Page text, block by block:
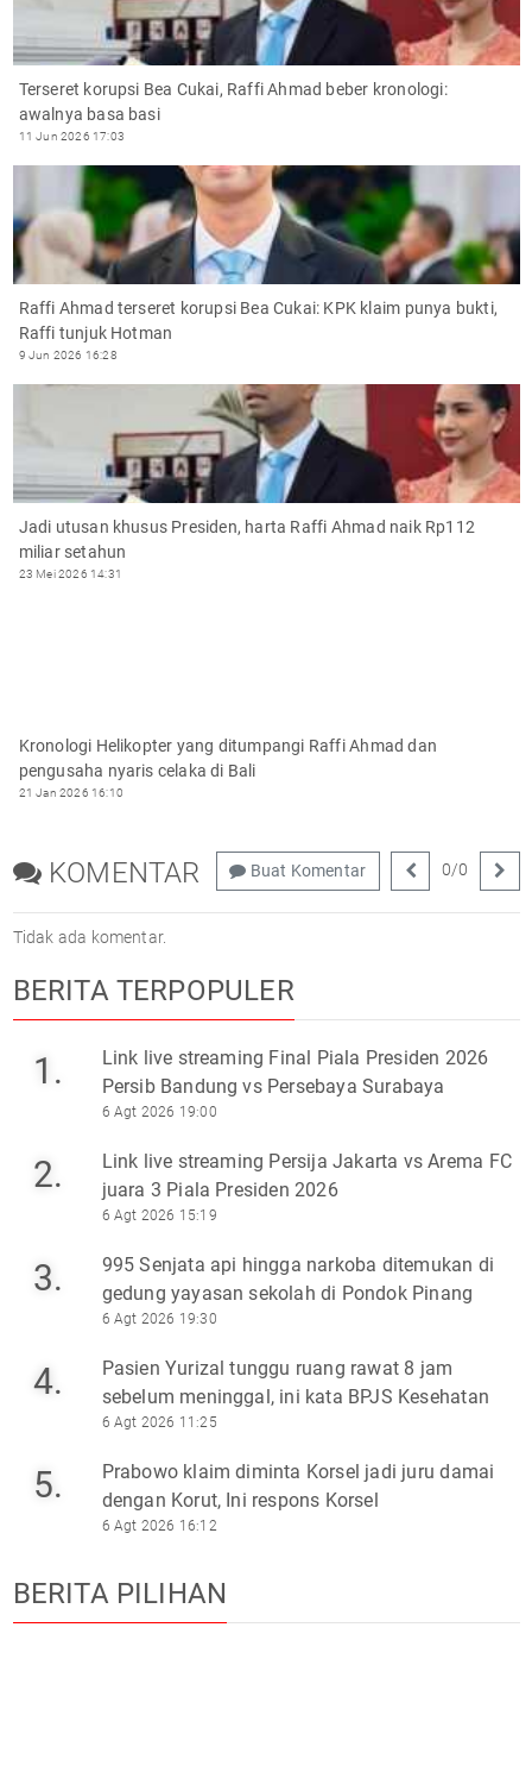
Terseret korupsi Bea Cukai, Raffi Ahmad beber kronologi:
awalnya basa basi
11 Jun 2026 17:03
Raffi Ahmad terseret korupsi Bea Cukai: KPK klaim punya bukti,
Raffi tunjuk Hotman
9 Jun 2026 16:28
Jadi utusan khusus Presiden, harta Raffi Ahmad naik Rp112
miliar setahun
23 Mei 2026 14:31
Kronologi Helikopter yang ditumpangi Raffi Ahmad dan
pengusaha nyaris celaka di Bali
21 Jan 2026 16:10
KOMENTAR Buat Komentar 0/0
Tidak ada komentar.
BERITA TERPOPULER
1.
Link live streaming Final Piala Presiden 2026
Persib Bandung vs Persebaya Surabaya
6 Agt 2026 19:00
2.
Link live streaming Persija Jakarta vs Arema FC
juara 3 Piala Presiden 2026
6 Agt 2026 15:19
3.
995 Senjata api hingga narkoba ditemukan di
gedung yayasan sekolah di Pondok Pinang
6 Agt 2026 19:30
4.
Pasien Yurizal tunggu ruang rawat 8 jam
sebelum meninggal, ini kata BPJS Kesehatan
6 Agt 2026 11:25
5.
Prabowo klaim diminta Korsel jadi juru damai
dengan Korut, Ini respons Korsel
6 Agt 2026 16:12
BERITA PILIHAN